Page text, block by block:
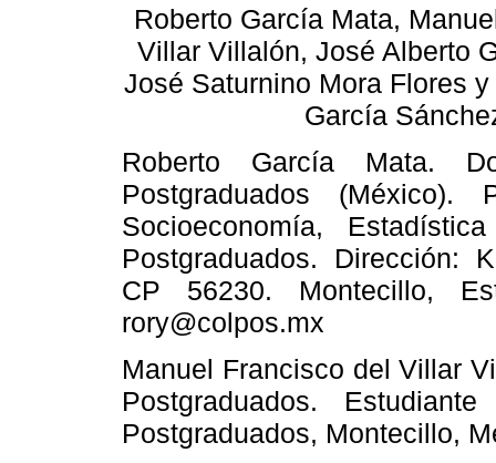
Roberto García Mata,
Villar Villalón, José Alberto
José Saturnino Mora Flores
García
Roberto García Mata.
Postgraduados (México).
Socioeconomía,
Postgraduados. Dirección:
CP 56230. Montecillo,
rory@colpos.mx
Manuel Francisco del Villar
Postgraduados.
Postgraduados, Montecillo,